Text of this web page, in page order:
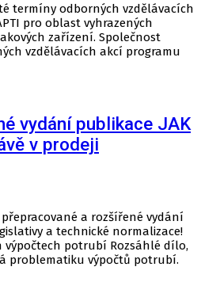
termíny odborných vzdělávacích
pro oblast vyhrazených
zařízení. Společnost
vzdělávacích akcí programu
vydání publikace JAK
v prodeji
a rozšířené vydání
a technické normalizace!
potrubí Rozsáhlé dílo,
problematiku výpočtů potrubí.